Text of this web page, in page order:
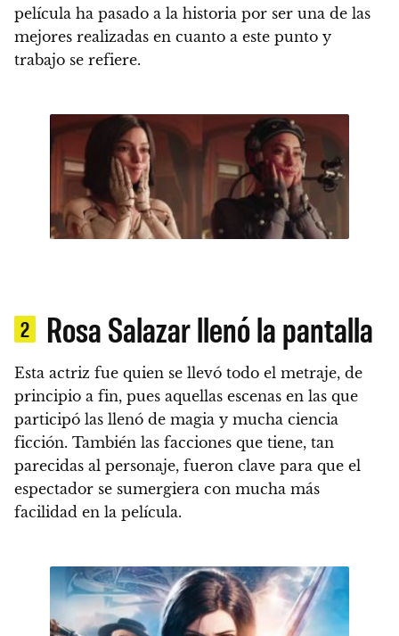
película ha pasado a la historia por ser una de las
mejores realizadas en cuanto a este punto y
trabajo se refiere.
2 Rosa Salazar llenó la pantalla
Esta actriz fue quien se llevó todo el metraje, de
principio a fin, pues aquellas escenas en las que
participó las llenó de magia y mucha ciencia
ficción. También las facciones que tiene, tan
parecidas al personaje, fueron clave para que el
espectador se sumergiera con mucha más
facilidad en la película.